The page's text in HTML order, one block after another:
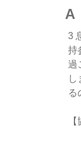
A
3
持
過
し
る